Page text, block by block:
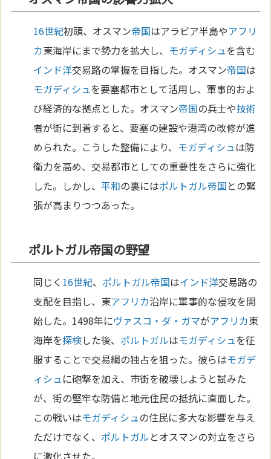
16世紀初頭、オスマン帝国はアラビア半島やアフリ
カ東海岸にまで勢力を拡大し、 モガディシュを含む
インド洋交易路の掌握を目指した。オスマン帝国は
モガディシュを要塞都市として活用し、軍事的およ
び経済的な拠点とした。オスマン帝国の兵士や技術
者が街に到着すると、要塞の建設や港湾の改修が進
められた。こうした整備により、 モガディシュは防
衛力を高め、交易都市としての重要性をさらに強化
した。しかし、平和の裏にはポルトガル帝国との緊
張が高まりつつあった。
ポルトガル帝国の野望
同じく 16世紀、 ポルトガル帝国はインド洋交易路の
支配を目指し、東アフリカ沿岸に軍事的な侵攻を開
始した。1498年にヴァスコ・ダ・ガマがアフリカ東
海岸を探検した後、 ポルトガルはモガディシュを征
服することで交易網の独占を狙った。彼らはモガデ
ィシュに砲撃を加え、市街を破壊しようと試みた
が、街の堅牢な防備と地元住民の抵抗に直面した。
この戦いはモガディシュの住民に多大な影響を与え
ただけでなく、 ポルトガルとオスマンの対立をさら
に激化させた。